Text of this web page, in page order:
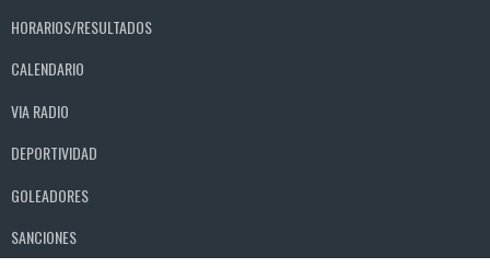
HORARIOS/RESULTADOS
CALENDARIO
VIA RADIO
DEPORTIVIDAD
GOLEADORES
SANCIONES